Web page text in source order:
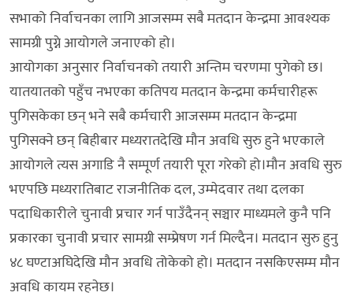
सभाको निर्वाचनका लागि आजसम्म सबै मतदान केन्द्रमा आवश्यक
सामग्री पुग्ने आयोगले जनाएको हो।
आयोगका अनुसार निर्वाचनको तयारी अन्तिम चरणमा पुगेको छ।
यातयातको पहुँच नभएका कतिपय मतदान केन्द्रमा कर्मचारीहरू
पुगिसकेका छन् भने सबै कर्मचारी आजसम्म मतदान केन्द्रमा
पुगिसक्ने छन् बिहीबार मध्यरातदेखि मौन अवधि सुरु हुने भएकाले
आयोगले त्यस अगाडि नै सम्पूर्ण तयारी पूरा गरेको हो।मौन अवधि सुरु
भएपछि मध्यरातिबाट राजनीतिक दल, उम्मेदवार तथा दलका
पदाधिकारीले चुनावी प्रचार गर्न पाउँदैनन् सञ्चार माध्यमले कुनै पनि
प्रकारका चुनावी प्रचार सामग्री सम्प्रेषण गर्न मिल्दैन। मतदान सुरु हुनु
४८ घण्टाअघिदेखि मौन अवधि तोकेको हो। मतदान नसकिएसम्म मौन
अवधि कायम रहनेछ।